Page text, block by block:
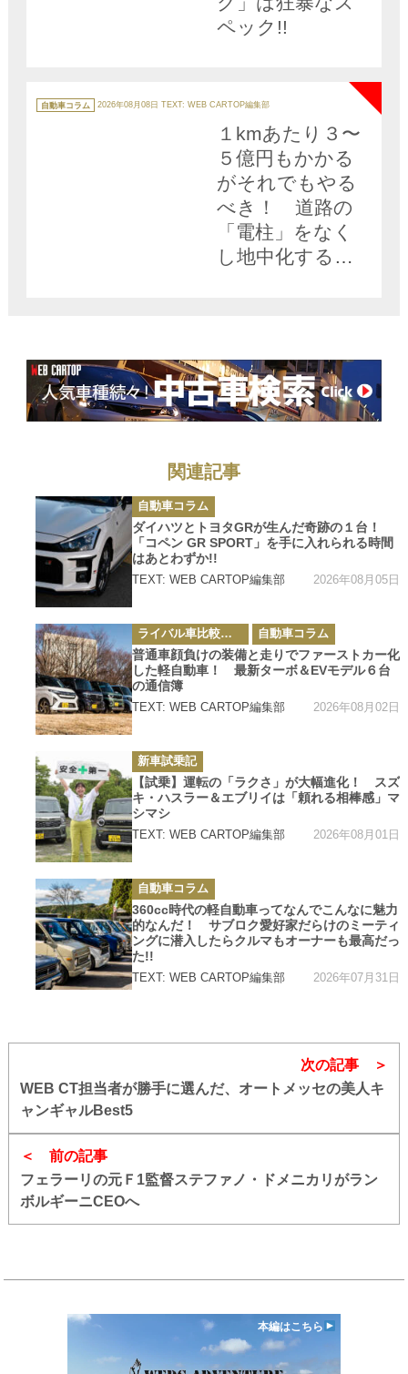
ペック!!
テ
ゴ
自動車コラム 2026年08月08日 TEXT: WEB CARTOP編集部
１kmあたり３〜
５億円もかかる
がそれでもやる
べき！ 道路の
「電柱」をなく
し地中化する計
関連記事
カ
テ
ゴ
リ
ー
自動車コラム
ダイハツとトヨタGRが生んだ奇跡の１台！
「コペン GR SPORT」を手に入れられる時間
はあとわずか!!
TEXT: WEB CARTOP編集部 2026年08月05日
カ
テ
ゴ
リ
ー
ライバル車比較テスト 自動車コラム
普通車顔負けの装備と走りでファーストカー化
した軽自動車！ 最新ターボ＆EVモデル６台
の通信簿
TEXT: WEB CARTOP編集部 2026年08月02日
カ
テ
ゴ
リ
ー
新車試乗記
【試乗】運転の「ラクさ」が大幅進化！ スズ
キ・ハスラー＆エブリイは「頼れる相棒感」マ
シマシ
TEXT: WEB CARTOP編集部 2026年08月01日
カ
テ
ゴ
リ
ー
自動車コラム
360cc時代の軽自動車ってなんでこんなに魅力
的なんだ！ サブロク愛好家だらけのミーティ
ングに潜入したらクルマもオーナーも最高だっ
た!!
TEXT: WEB CARTOP編集部 2026年07月31日
前の記事
フェラーリの元Ｆ1監督ステファノ・ドメニカリがラン
ボルギーニCEOへ
次の記事
WEB CT担当者が勝手に選んだ、オートメッセの美人キ
ャンギャルBest5
本編はこちら